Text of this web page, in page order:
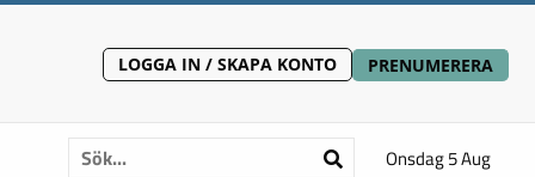
LOGGA IN / SKAPA KONTO PRENUMERERA
Onsdag 5 Aug